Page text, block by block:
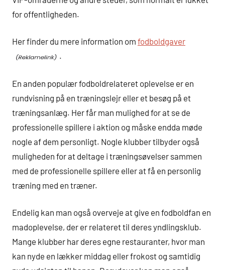
for offentligheden.
Her finder du mere information om fodboldgaver
.
En anden populær fodboldrelateret oplevelse er en
rundvisning på en træningslejr eller et besøg på et
træningsanlæg. Her får man mulighed for at se de
professionelle spillere i aktion og måske endda møde
nogle af dem personligt. Nogle klubber tilbyder også
muligheden for at deltage i træningsøvelser sammen
med de professionelle spillere eller at få en personlig
træning med en træner.
Endelig kan man også overveje at give en fodboldfan en
madoplevelse, der er relateret til deres yndlingsklub.
Mange klubber har deres egne restauranter, hvor man
kan nyde en lækker middag eller frokost og samtidig